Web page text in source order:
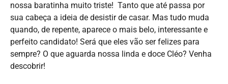
nossa baratinha muito triste! Tanto que até passa por
sua cabeça a ideia de desistir de casar. Mas tudo muda
quando, de repente, aparece o mais belo, interessante e
perfeito candidato! Será que eles vão ser felizes para
sempre? O que aguarda nossa linda e doce Cléo? Venha
descobrir!